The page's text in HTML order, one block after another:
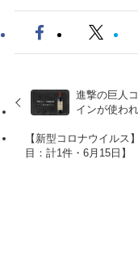
進撃の巨人
インが使わ
【新型コロナウイルス
目：計1件・6月15日】